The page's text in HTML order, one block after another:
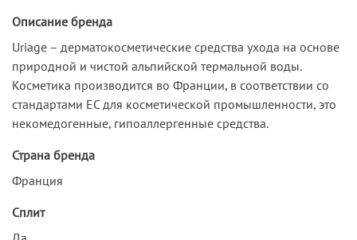
Описание бренда
Uriage – дерматокосметические средства ухода на основе
природной и чистой альпийской термальной воды.
Косметика производится во Франции, в соответствии со
стандартами ЕС для косметической промышленности, это
некомедогенные, гипоаллергенные средства.
Страна бренда
Франция
Сплит